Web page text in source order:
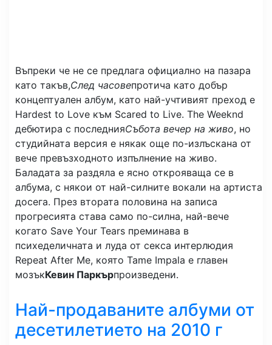
Въпреки че не се предлага официално на пазара
като такъв,След часовепротича като добър
концептуален албум, като най-учтивият преход е
Hardest to Love към Scared to Live. The Weeknd
дебютира с последнияСъбота вечер на живо, но
студийната версия е някак още по-излъскана от
вече превъзходното изпълнение на живо.
Баладата за раздяла е ясно открояваща се в
албума, с някои от най-силните вокали на артиста
досега. През втората половина на записа
прогресията става само по-силна, най-вече
когато Save Your Tears преминава в
психеделичната и луда от секса интерлюдия
Repeat After Me, която Tame Impala е главен
мозъкКевин Паркърпроизведени.
Най-продаваните албуми от
десетилетието на 2010 г